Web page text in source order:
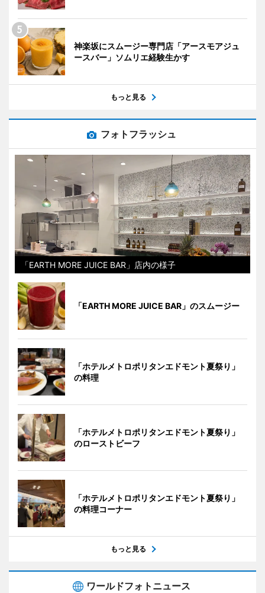
神楽坂にスムージー専門店「アースモアジュ
ースバー」ソムリエ経験生かす
もっと見る
フォトフラッシュ
「EARTH MORE JUICE BAR」店内の様子
「EARTH MORE JUICE BAR」のスムージー
「ホテルメトロポリタンエドモント夏祭り」
の料理
「ホテルメトロポリタンエドモント夏祭り」
のローストビーフ
「ホテルメトロポリタンエドモント夏祭り」
の料理コーナー
もっと見る
ワールドフォトニュース